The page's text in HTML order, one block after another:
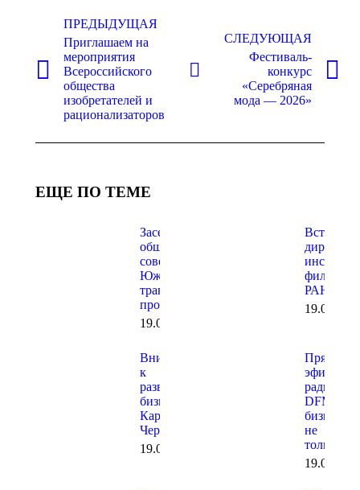
записям
ПРЕДЫДУЩАЯ
Предыдущая
запись:
Приглашаем на
мероприятия
Всероссийского
общества
изобретателей и
рационализаторов
СЛЕДУЮЩАЯ
Следующая
запись:
Фестиваль-
конкурс
«Серебряная
мода — 2026»
ЕЩЕ ПО ТЕМЕ
Заседание
общественного
совета при
Южной
транспортной
прокуратуре
19.06.2026
Встреча с
филиала
Внимание
к
развитию
бизнеса в
Карачаево-
Черкесии
19.06.2026
Прямой
эфир на
радио
DFM о
бизнесе и
не
только…